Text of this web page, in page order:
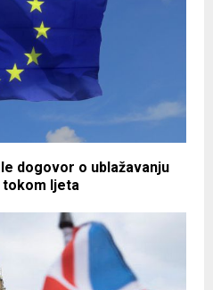
dogovor o ublažavanju
ljeta